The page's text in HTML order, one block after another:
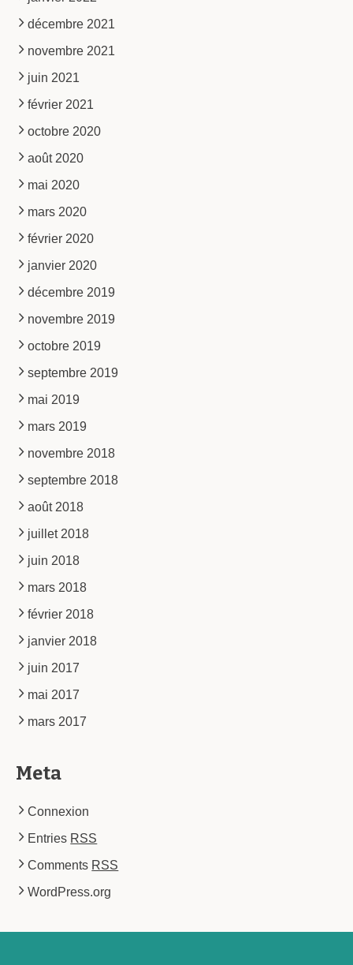
décembre 2021
novembre 2021
juin 2021
février 2021
octobre 2020
août 2020
mai 2020
mars 2020
février 2020
janvier 2020
décembre 2019
novembre 2019
octobre 2019
septembre 2019
mai 2019
mars 2019
novembre 2018
septembre 2018
août 2018
juillet 2018
juin 2018
mars 2018
février 2018
janvier 2018
juin 2017
mai 2017
mars 2017
Meta
Connexion
Entries RSS
Comments RSS
WordPress.org